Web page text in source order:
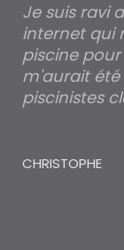
Je suis ravi
internet qui
piscine
m'aurait été
piscinistes
CHRISTOPHE